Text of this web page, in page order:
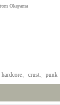
Okayama
hardcore、crust、punk